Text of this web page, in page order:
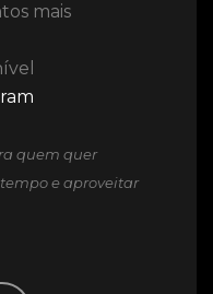
mais
quem quer
e aproveitar